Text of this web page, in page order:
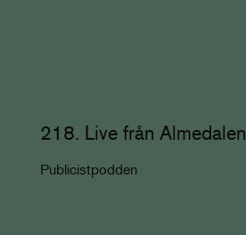
218. Live från Almedalen
Publicistpodden